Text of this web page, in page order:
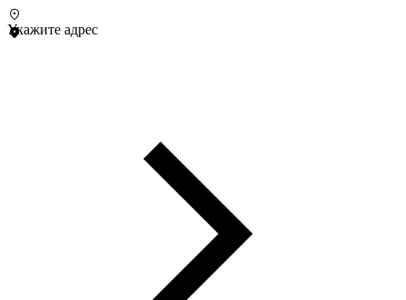
Укажите адрес